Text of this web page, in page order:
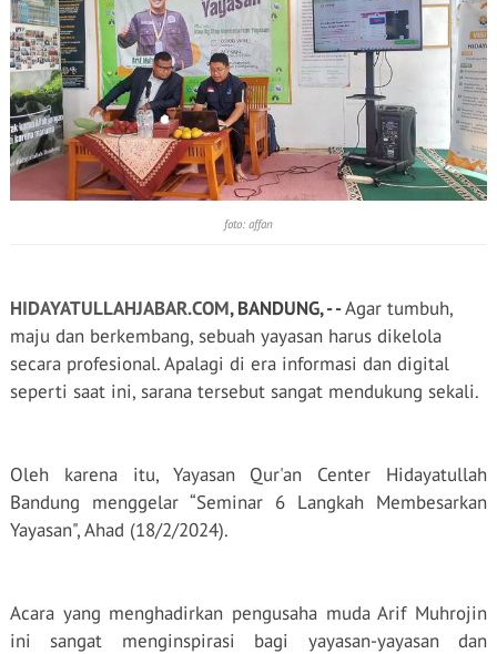
foto: affan
HIDAYATULLAHJABAR.COM, BANDUNG, - -Agar tumbuh,
maju dan berkembang, sebuah yayasan harus dikelola
secara profesional. Apalagi di era informasi dan digital
seperti saat ini, sarana tersebut sangat mendukung sekali.
Oleh karena itu, Yayasan Qur'an Center Hidayatullah
Bandung menggelar “Seminar 6 Langkah Membesarkan
Yayasan", Ahad (18/2/2024).
Acara yang menghadirkan pengusaha muda Arif Muhrojin
ini sangat menginspirasi bagi yayasan-yayasan dan